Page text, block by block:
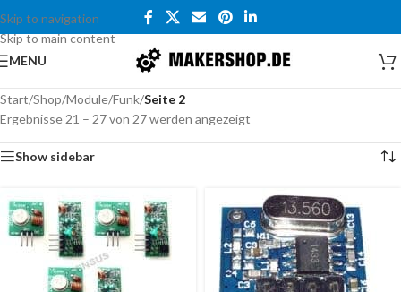
Skip to navigation
Skip to main content
MENU
Start/Shop/Module/Funk/Seite 2
Ergebnisse 21 – 27 von 27 werden angezeigt
Show sidebar